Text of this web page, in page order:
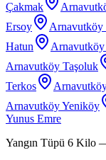
Çakmak
Ersoy
Arnavutköy
Hatun
Arnavutköy Taşoluk
Terkos
Arnavutköy
Arnavutköy Yeniköy
Yunus Emre
Yangın Tüpü 6 Kilo